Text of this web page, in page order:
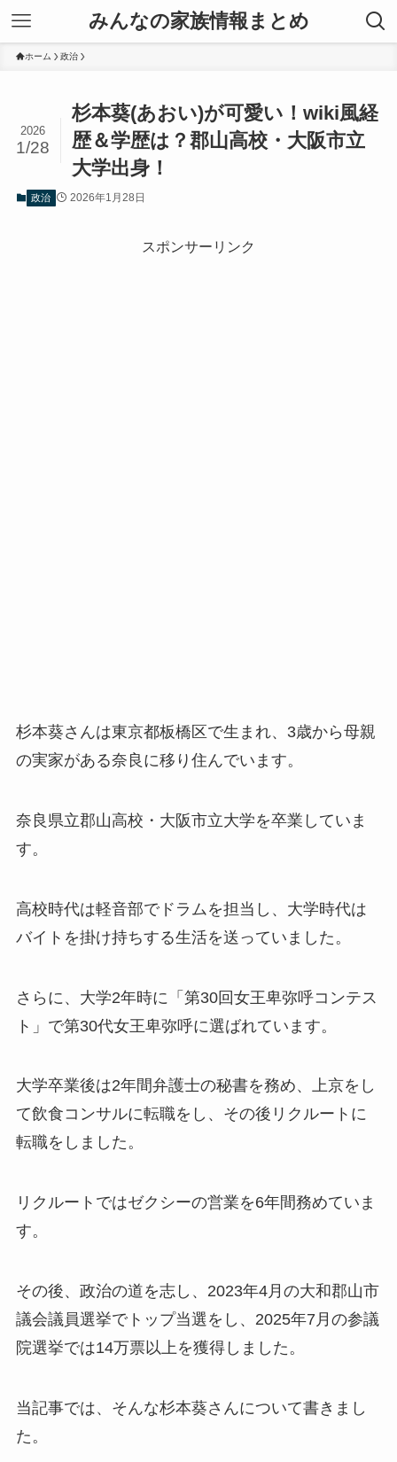
みんなの家族情報まとめ
ホーム 政治
杉本葵(あおい)が可愛い！wiki風経
歴＆学歴は？郡山高校・大阪市立
大学出身！
2026
1/28
政治 2026年1月28日
スポンサーリンク
杉本葵さんは東京都板橋区で生まれ、3歳から母親
の実家がある奈良に移り住んでいます。
奈良県立郡山高校・大阪市立大学を卒業していま
す。
高校時代は軽音部でドラムを担当し、大学時代は
バイトを掛け持ちする生活を送っていました。
さらに、大学2年時に「第30回女王卑弥呼コンテス
ト」で第30代女王卑弥呼に選ばれています。
大学卒業後は2年間弁護士の秘書を務め、上京をし
て飲食コンサルに転職をし、その後リクルートに
転職をしました。
リクルートではゼクシーの営業を6年間務めていま
す。
その後、政治の道を志し、2023年4月の大和郡山市
議会議員選挙でトップ当選をし、2025年7月の参議
院選挙では14万票以上を獲得しました。
当記事では、そんな杉本葵さんについて書きまし
た。